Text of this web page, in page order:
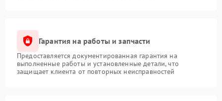
Гарантия на работы и запчасти
Предоставляется документированная гарантия на
выполненные работы и установленные детали, что
защищает клиента от повторных неисправностей